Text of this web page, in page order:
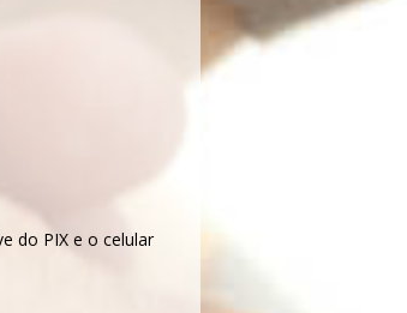
do PIX e o celular